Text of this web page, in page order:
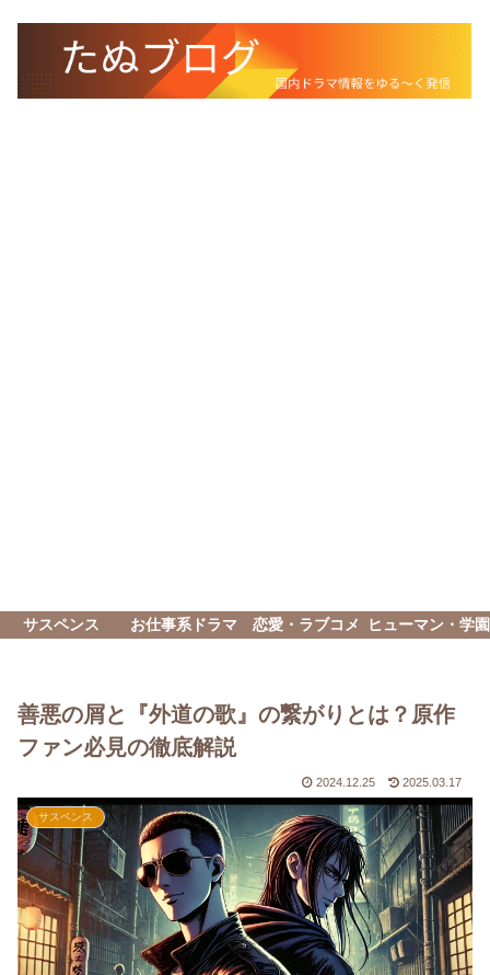
サスペンス お仕事系ドラマ 恋愛・ラブコメ ヒューマン・学園
善悪の屑と『外道の歌』の繋がりとは？原作
ファン必見の徹底解説
2024.12.25 2025.03.17
サスペンス